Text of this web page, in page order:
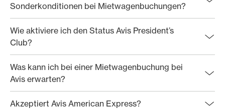
Sonderkonditionen bei Mietwagenbuchungen?
Wie aktiviere ich den Status Avis President’s
Club?
Was kann ich bei einer Mietwagenbuchung bei
Avis erwarten?
Akzeptiert Avis American Express?